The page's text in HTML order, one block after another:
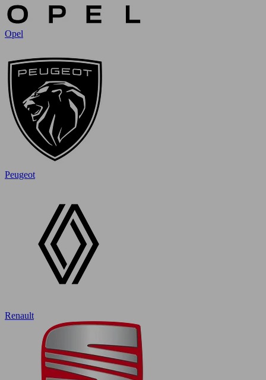
Opel
Peugeot
Renault